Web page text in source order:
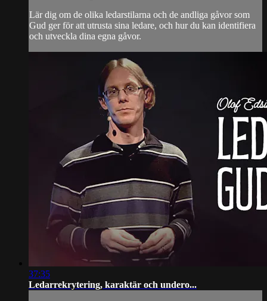
Lär dig om de olika ledarstilarna och de andliga gåvor som
Gud ger för att utrusta sina ledare, och hur du kan identifiera
och utveckla dina egna gåvor.
37:35
Ledarrekrytering, karaktär och undero...